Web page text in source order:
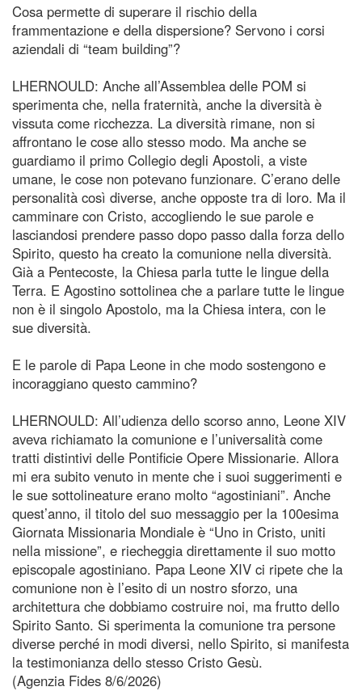
Cosa permette di superare il rischio della
frammentazione e della dispersione? Servono i corsi
aziendali di “team building”?
LHERNOULD: Anche all’Assemblea delle POM si
sperimenta che, nella fraternità, anche la diversità è
vissuta come ricchezza. La diversità rimane, non si
affrontano le cose allo stesso modo. Ma anche se
guardiamo il primo Collegio degli Apostoli, a viste
umane, le cose non potevano funzionare. C’erano delle
personalità così diverse, anche opposte tra di loro. Ma il
camminare con Cristo, accogliendo le sue parole e
lasciandosi prendere passo dopo passo dalla forza dello
Spirito, questo ha creato la comunione nella diversità.
Già a Pentecoste, la Chiesa parla tutte le lingue della
Terra. E Agostino sottolinea che a parlare tutte le lingue
non è il singolo Apostolo, ma la Chiesa intera, con le
sue diversità.
E le parole di Papa Leone in che modo sostengono e
incoraggiano questo cammino?
LHERNOULD: All’udienza dello scorso anno, Leone XIV
aveva richiamato la comunione e l’universalità come
tratti distintivi delle Pontificie Opere Missionarie. Allora
mi era subito venuto in mente che i suoi suggerimenti e
le sue sottolineature erano molto “agostiniani”. Anche
quest’anno, il titolo del suo messaggio per la 100esima
Giornata Missionaria Mondiale è “Uno in Cristo, uniti
nella missione”, e riecheggia direttamente il suo motto
episcopale agostiniano. Papa Leone XIV ci ripete che la
comunione non è l’esito di un nostro sforzo, una
architettura che dobbiamo costruire noi, ma frutto dello
Spirito Santo. Si sperimenta la comunione tra persone
diverse perché in modi diversi, nello Spirito, si manifesta
la testimonianza dello stesso Cristo Gesù.
(Agenzia Fides 8/6/2026)